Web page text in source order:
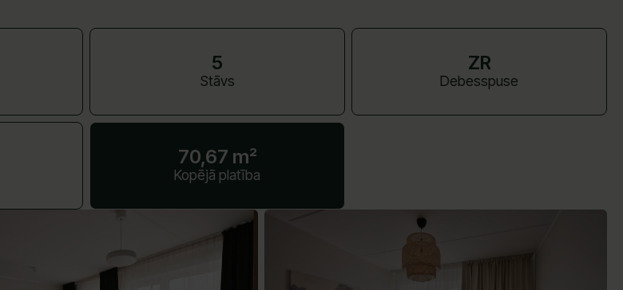
5
Stāvs
ZR
Debesspuse
70,67 m²
Kopējā platība